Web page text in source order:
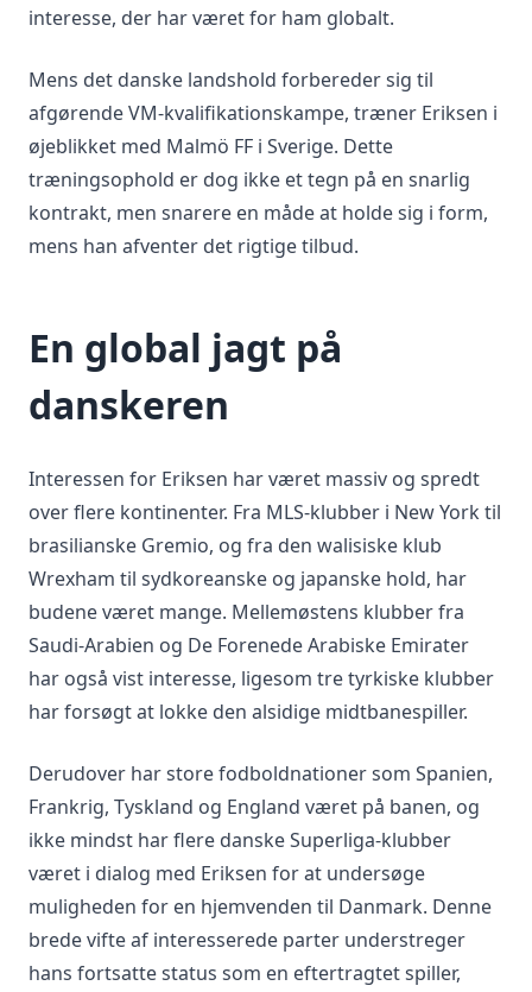
interesse, der har været for ham globalt.
Mens det danske landshold forbereder sig til
afgørende VM-kvalifikationskampe, træner Eriksen i
øjeblikket med Malmö FF i Sverige. Dette
træningsophold er dog ikke et tegn på en snarlig
kontrakt, men snarere en måde at holde sig i form,
mens han afventer det rigtige tilbud.
En global jagt på
danskeren
Interessen for Eriksen har været massiv og spredt
over flere kontinenter. Fra MLS-klubber i New York til
brasilianske Gremio, og fra den walisiske klub
Wrexham til sydkoreanske og japanske hold, har
budene været mange. Mellemøstens klubber fra
Saudi-Arabien og De Forenede Arabiske Emirater
har også vist interesse, ligesom tre tyrkiske klubber
har forsøgt at lokke den alsidige midtbanespiller.
Derudover har store fodboldnationer som Spanien,
Frankrig, Tyskland og England været på banen, og
ikke mindst har flere danske Superliga-klubber
været i dialog med Eriksen for at undersøge
muligheden for en hjemvenden til Danmark. Denne
brede vifte af interesserede parter understreger
hans fortsatte status som en eftertragtet spiller,